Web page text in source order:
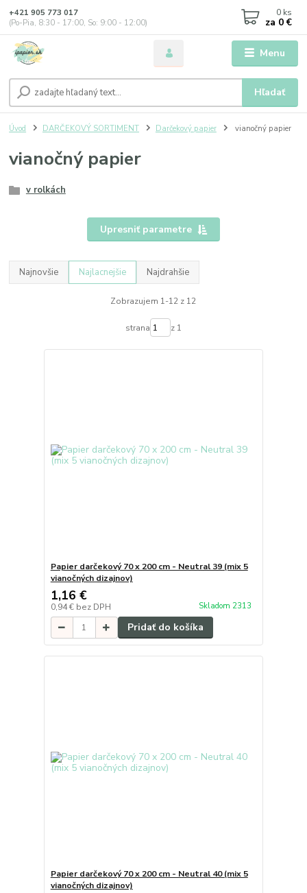
Menu
Hľadať
+421 905 773 017
(Po-Pia, 8:30 - 17:00, So: 9:00 - 12:00)
0 ks
za 0 €
Úvod DARČEKOVÝ SORTIMENT Darčekový papier vianočný papier
vianočný papier
v rolkách
Upresniť parametre
Najnovšie Najlacnejšie Najdrahšie
Zobrazujem 1-12 z 12
strana z 1
Papier darčekový 70 x 200 cm - Neutral 39 (mix 5
vianočných dizajnov)
1,16 €
0,94 € bez DPH Skladom 2313
Pridať do košíka
Papier darčekový 70 x 200 cm - Neutral 40 (mix 5
vianočných dizajnov)